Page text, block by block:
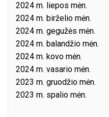
2024 m. liepos mėn.
2024 m. birželio mėn.
2024 m. gegužės mėn.
2024 m. balandžio mėn.
2024 m. kovo mėn.
2024 m. vasario mėn.
2023 m. gruodžio mėn.
2023 m. spalio mėn.